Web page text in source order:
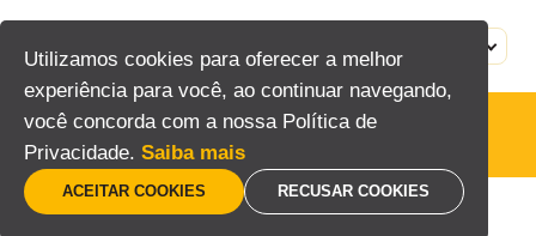
Utilizamos cookies para oferecer a melhor
experiência para você, ao continuar navegando,
você concorda com a nossa Política de
Privacidade. Saiba mais
RECUSAR COOKIES
ACEITAR COOKIES
conteúdo
Câmeras
Home / Segurança eletrônica / CFTV / Câmeras